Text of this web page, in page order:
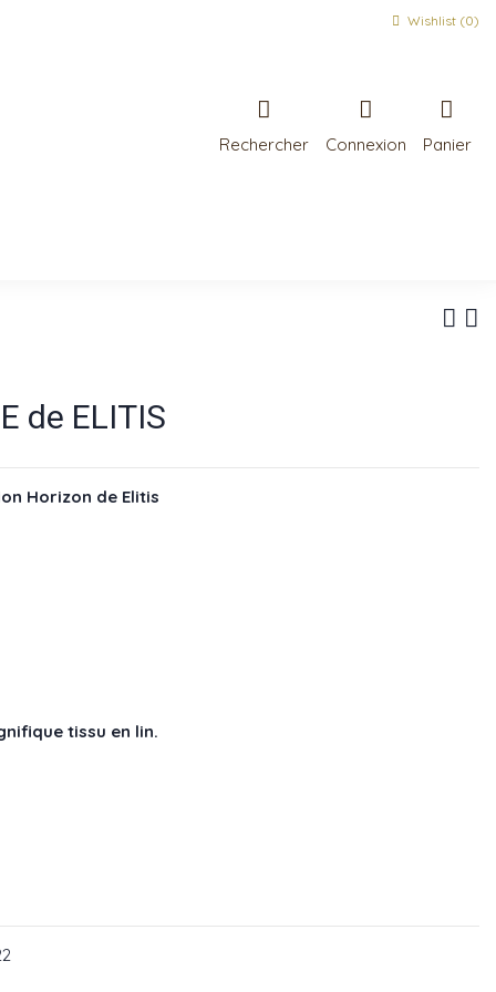
Wishlist (0)
Rechercher Connexion Panier
de ELITIS
Horizon de Elitis
tissu en lin.
LI 875 41
: LI 875 80